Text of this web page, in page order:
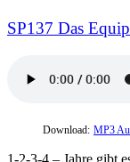
SP137 Das
Download: MP3
1-2-3-4 – Jahre gibt